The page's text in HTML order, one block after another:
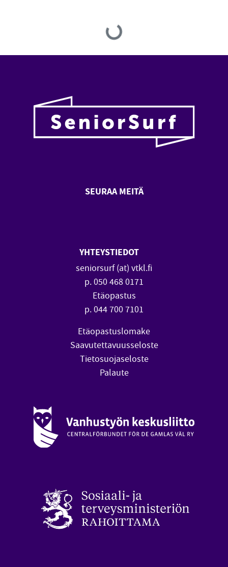
Loading...
SEURAA MEITÄ
YHTEYSTIEDOT
seniorsurf (at) vtkl.fi
p. 050 468 0171
Etäopastus
p. 044 700 7101
Etäopastuslomake
Saavutettavuusseloste
Tietosuojaseloste
Palaute